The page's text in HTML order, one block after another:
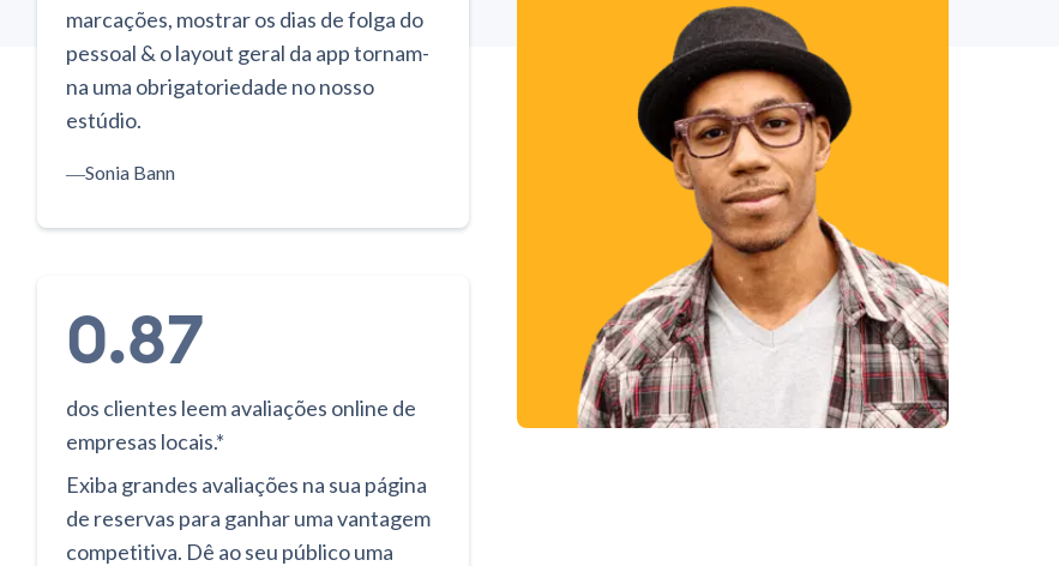
marcações, mostrar os dias de folga do
pessoal & o layout geral da app tornam-
na uma obrigatoriedade no nosso
estúdio.
―Sonia Bann
0.87
dos clientes leem avaliações online de
empresas locais.*
Exiba grandes avaliações na sua página
de reservas para ganhar uma vantagem
competitiva. Dê ao seu público uma